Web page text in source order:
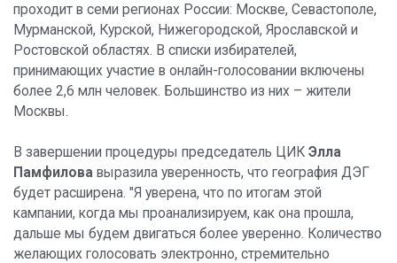
проходит в семи регионах России: Москве, Севастополе,
Мурманской, Курской, Нижегородской, Ярославской и
Ростовской областях. В списки избирателей,
принимающих участие в онлайн-голосовании включены
более 2,6 млн человек. Большинство из них – жители
Москвы.
В завершении процедуры председатель ЦИК Элла
Памфилова выразила уверенность, что география ДЭГ
будет расширена. "Я уверена, что по итогам этой
кампании, когда мы проанализируем, как она прошла,
дальше мы будем двигаться более уверенно. Количество
желающих голосовать электронно, стремительно